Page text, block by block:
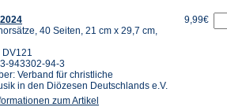
40 Seiten, 21 cm x 29,7 cm,
943302-94-3
Verband für christliche
in den Diözesen Deutschlands e.V.
zum Artikel
9,99€